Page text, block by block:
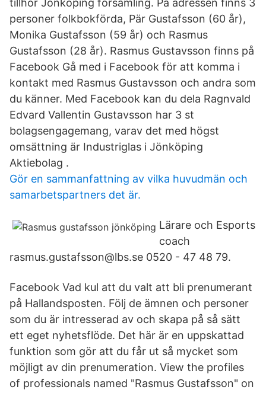
tillhör Jönköping församling. På adressen finns 3
personer folkbokförda, Pär Gustafsson (60 år),
Monika Gustafsson (59 år) och Rasmus
Gustafsson (28 år). Rasmus Gustavsson finns på
Facebook Gå med i Facebook för att komma i
kontakt med Rasmus Gustavsson och andra som
du känner. Med Facebook kan du dela Ragnvald
Edvard Vallentin Gustavsson har 3 st
bolagsengagemang, varav det med högst
omsättning är Industriglas i Jönköping
Aktiebolag .
Gör en sammanfattning av vilka huvudmän och
samarbetspartners det är.
Lärare och Esports
coach
rasmus.gustafsson@lbs.se 0520 - 47 48 79.
Facebook Vad kul att du valt att bli prenumerant
på Hallandsposten. Följ de ämnen och personer
som du är intresserad av och skapa på så sätt
ett eget nyhetsflöde. Det här är en uppskattad
funktion som gör att du får ut så mycket som
möjligt av din prenumeration. View the profiles
of professionals named "Rasmus Gustafsson" on